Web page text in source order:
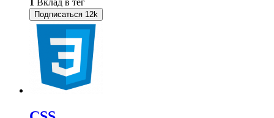
1 Вклад в тег
Подписаться 12k